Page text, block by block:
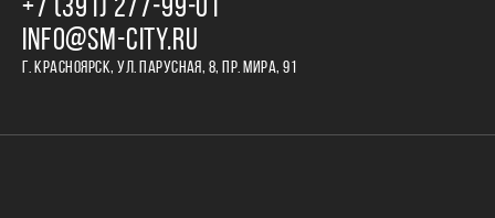
+7 (391) 277‒99‒01
INFO@SM-CITY.RU
Г. КРАСНОЯРСК, УЛ. ПАРУСНАЯ, 8, ПР. МИРА, 91